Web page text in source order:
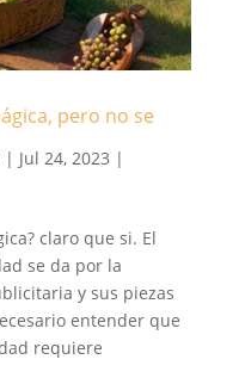
pero no se
| Jul 24, 2023 |
claro que si. El
se da por la
y sus piezas
entender que
requiere